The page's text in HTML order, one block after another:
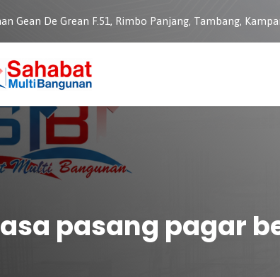
Gean De Grean F.51, Rimbo Panjang, Tambang,
Pembangunan
pasang pagar